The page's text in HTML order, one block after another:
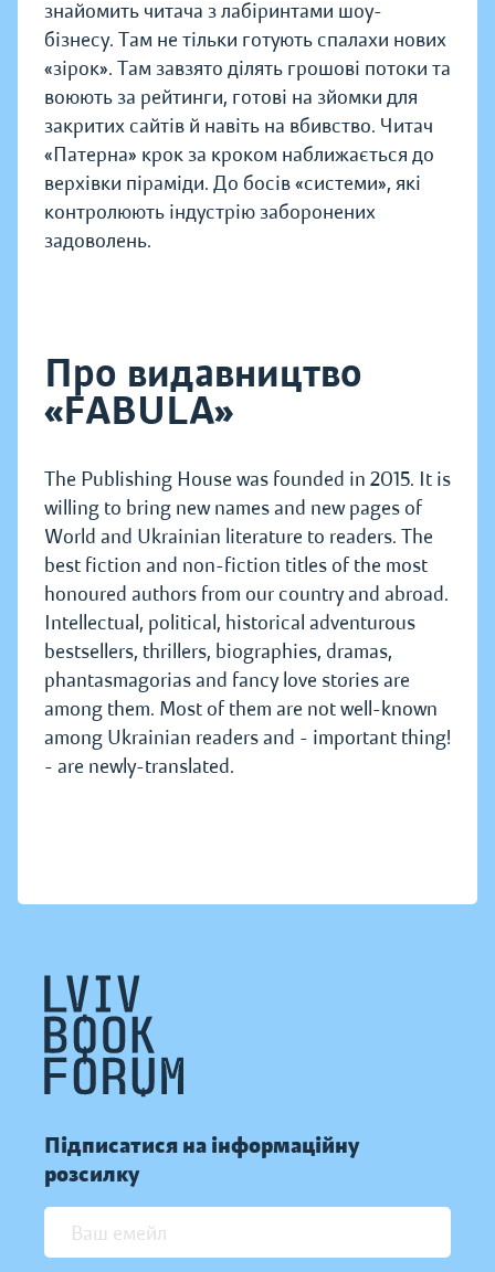
знайомить читача з лабіринтами шоу-
бізнесу. Там не тільки готують спалахи нових
«зірок». Там завзято ділять грошові потоки та
воюють за рейтинги, готові на зйомки для
закритих сайтів й навіть на вбивство. Читач
«Патерна» крок за кроком наближається до
верхівки піраміди. До босів «системи», які
контролюють індустрію заборонених
задоволень.
Про видавництво
«FABULA»
The Publishing House was founded in 2015. It is
willing to bring new names and new pages of
World and Ukrainian literature to readers. The
best fiction and non-fiction titles of the most
honoured authors from our country and abroad.
Intellectual, political, historical adventurous
bestsellers, thrillers, biographies, dramas,
phantasmagorias and fancy love stories are
among them. Most of them are not well-known
among Ukrainian readers and - important thing!
- are newly-translated.
Підписатися на інформаційну
розсилку